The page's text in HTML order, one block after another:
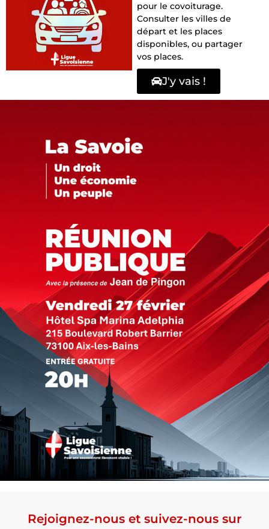
pour le covoiturage.
Consulter les villes de
départ et les places
disponibles, ou partager
vos places.
J'y vais !
Rejoignez-nous et suivez-nous sur